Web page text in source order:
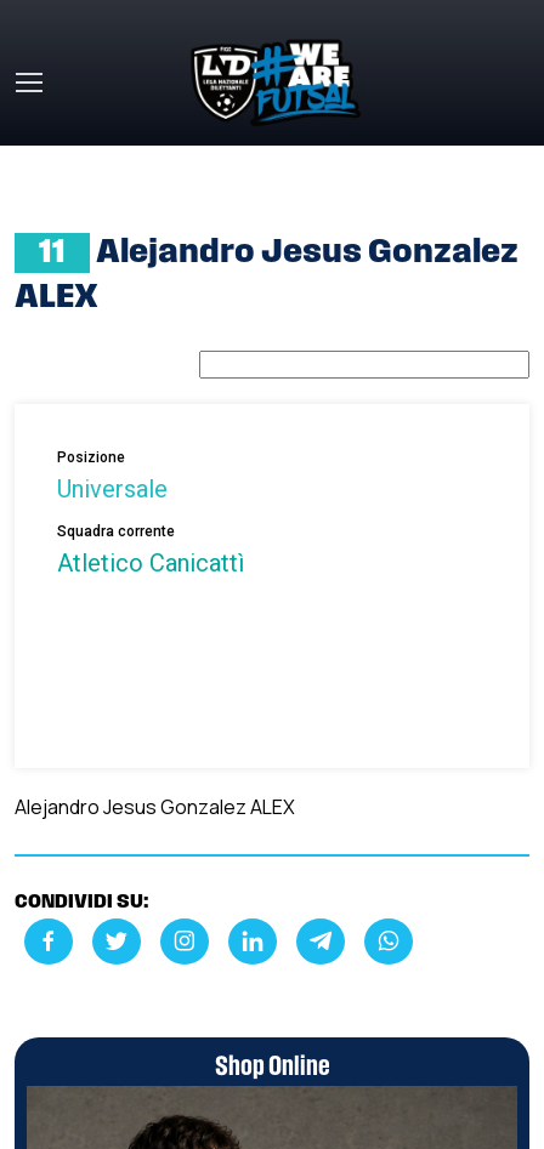
11
Alejandro Jesus Gonzalez
ALEX
Posizione
Universale
Squadra corrente
Atletico Canicattì
Alejandro Jesus Gonzalez ALEX
CONDIVIDI SU:
Shop Online